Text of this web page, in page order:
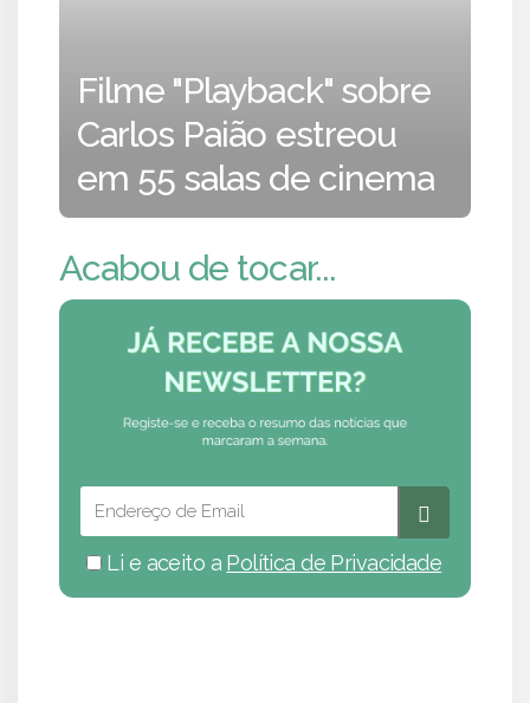
Filme "Playback" sobre
Carlos Paião estreou
em 55 salas de cinema
Acabou de tocar...
Li e aceito a Política de Privacidade